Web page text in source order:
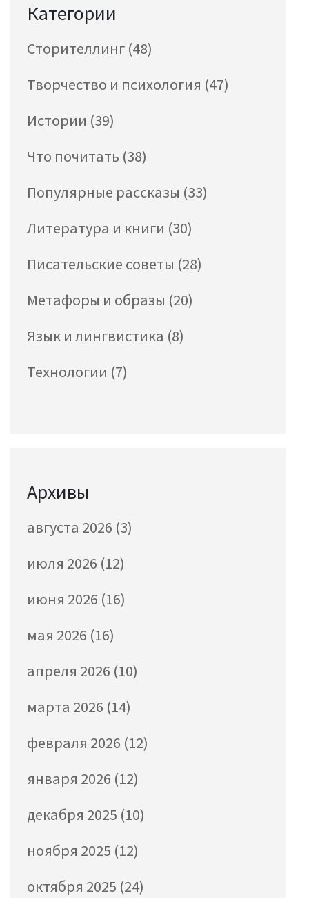
Категории
Сторителлинг (48)
Творчество и психология (47)
Истории (39)
Что почитать (38)
Популярные рассказы (33)
Литература и книги (30)
Писательские советы (28)
Метафоры и образы (20)
Язык и лингвистика (8)
Технологии (7)
Архивы
августа 2026 (3)
июля 2026 (12)
июня 2026 (16)
мая 2026 (16)
апреля 2026 (10)
марта 2026 (14)
февраля 2026 (12)
января 2026 (12)
декабря 2025 (10)
ноября 2025 (12)
октября 2025 (24)